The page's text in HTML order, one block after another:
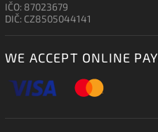
IČO: 87023679
DIČ: CZ8505044141
WE ACCEPT ONLINE